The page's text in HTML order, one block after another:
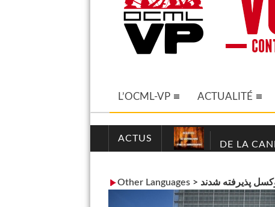
L’OCML-VP ACTUALITÉ
ACTUS
DE LA
Other Languages> پذیرفته شدند